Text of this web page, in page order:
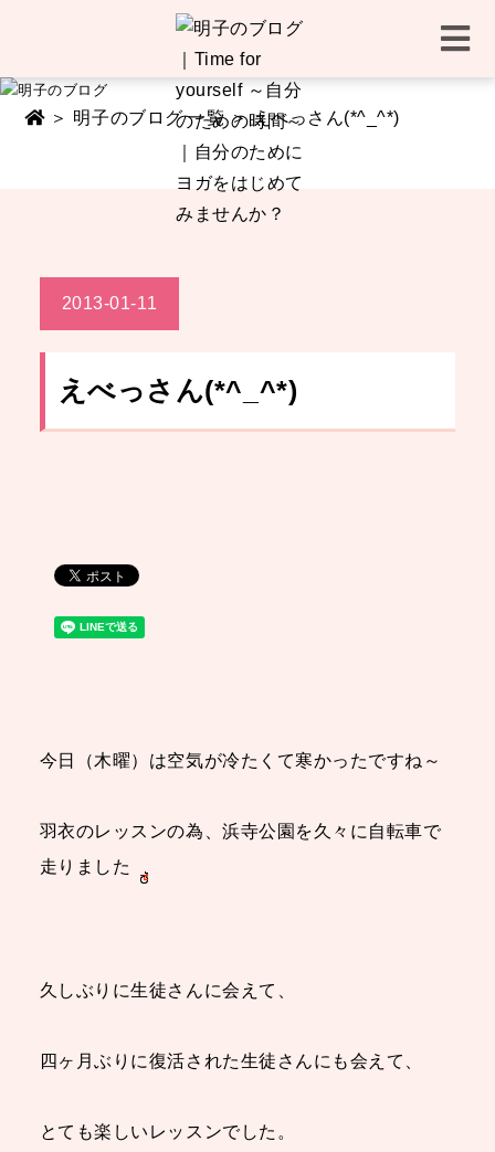
＞ 明子のブログ 一覧＞ えべっさん(*^_^*)
2013-01-11
えべっさん(*^_^*)
今日（木曜）は空気が冷たくて寒かったですね～
羽衣のレッスンの為、浜寺公園を久々に自転車で
走りました
久しぶりに生徒さんに会えて、
四ヶ月ぶりに復活された生徒さんにも会えて、
とても楽しいレッスンでした。